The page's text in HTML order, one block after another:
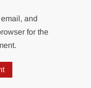
and
for the